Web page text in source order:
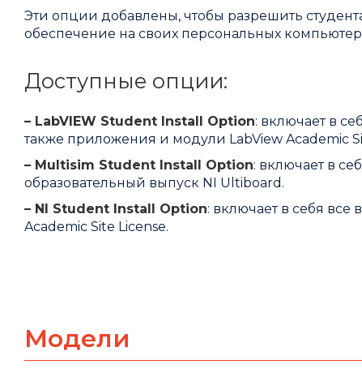
Эти опции добавлены, чтобы разрешить
обеспечение на своих персональных
Доступные опции:
– LabVIEW Student Install Option: включает в
также приложения и модули LabView Academic
– Multisim Student Install Option: включает в
образовательный выпуск NI Ultiboard.
– NI Student Install Option: включает в себя
Academic Site License.
Модели